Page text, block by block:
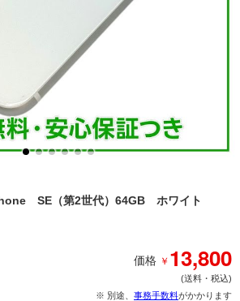
SE（第2世代）64GB ホワイト
価格 ￥ 13,800
(送料・税込)
※ 別途、 事務手数料がかかります